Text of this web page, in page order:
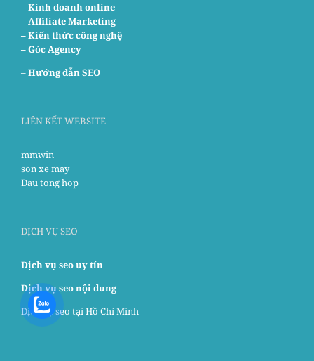
– Kinh doanh online
– Affiliate Marketing
– Kiến thức công nghệ
– Góc Agency
–Hướng dẫn SEO
LIÊN KẾT WEBSITE
mmwin
son xe may
Dau tong hop
DỊCH VỤ SEO
Dịch vụ seo uy tín
Dịch vụ seo nội dung
Dịch vụ seo tại Hồ Chí Minh